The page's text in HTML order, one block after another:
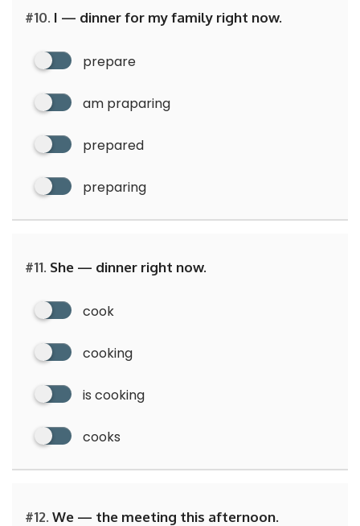
#10. I — dinner for my family right now.
prepare
am praparing
prepared
preparing
#11. She — dinner right now.
cook
cooking
is cooking
cooks
#12. We — the meeting this afternoon.